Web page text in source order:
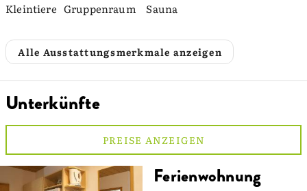
Kleintiere Gruppenraum Sauna
Alle Ausstattungsmerkmale anzeigen
Unterkünfte
PREISE ANZEIGEN
Ferienwohnung